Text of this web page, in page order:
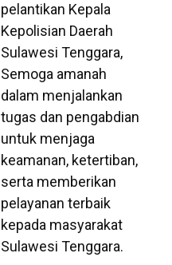
pelantikan Kepala
Kepolisian Daerah
Sulawesi Tenggara,
Semoga amanah
dalam menjalankan
tugas dan pengabdian
untuk menjaga
keamanan, ketertiban,
serta memberikan
pelayanan terbaik
kepada masyarakat
Sulawesi Tenggara.